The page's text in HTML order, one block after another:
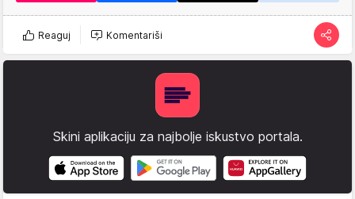
Reaguj Komentariši
Skini aplikaciju za najbolje iskustvo portala.